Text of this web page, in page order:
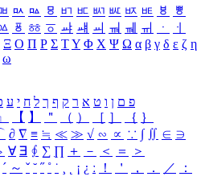
ㅯ ㅰ ㅱ ㅲ ㅳ ㅴ ㅵ ㅶ ㅷ ㅸ
ㅹ
ㆄ ㆅ ㆆ ㆇ ㆈ ㆉ ㆊ ㆋ ㆌ ㆍ
ㆎ
Ξ Ο Π Ρ Σ ΤΥ Φ Χ Ψ Ω α β γ δ ε ζ η
ω
פ ם ן ו ט א ר ק ף ך ל ח י ע
【 】 ＂ （ ） ［ ］ ｛ ｝
∂ ∇ ≡ ≒ ≪ ≫ √ ∽ ∝ ∵ ∫ ∬ ∈ ∋
∀ ∃ ∮ ∑ ∏ ＋ － ＜ ＝
＞
´ ～ ˇ ˘ ˝ ˚ ˙ ¸ ¡ ¿ ː ！ ＇ ， ． ／
：